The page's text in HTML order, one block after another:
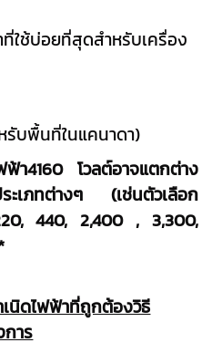
อยที่สุดสำหรับเครื่อง
นที่ในแคนาดา)
า4160 โวลต์อาจแตกต่าง
ะเภทต่างๆ (เช่นตัวเลือก
440, 2,400 , 3,300,
นิดไฟฟ้าที่ถูกต้องวิธี
าร